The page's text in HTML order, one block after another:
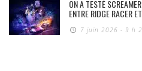
ON A TESTÉ
ENTRE RIDGE RACER
7 juin 2026 - 9 h